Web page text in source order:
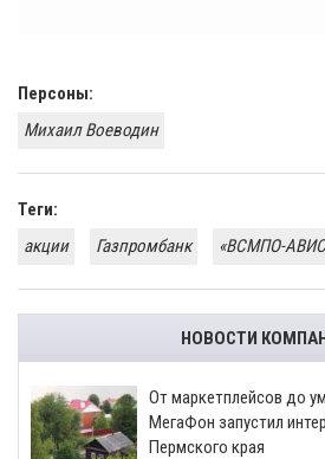
Персоны:
Михаил Воеводин
Теги:
акции
Газпромбанк «ВСМПО-
НОВОСТИ
От маркетплейсов до
МегаФон запустил
Пермского края